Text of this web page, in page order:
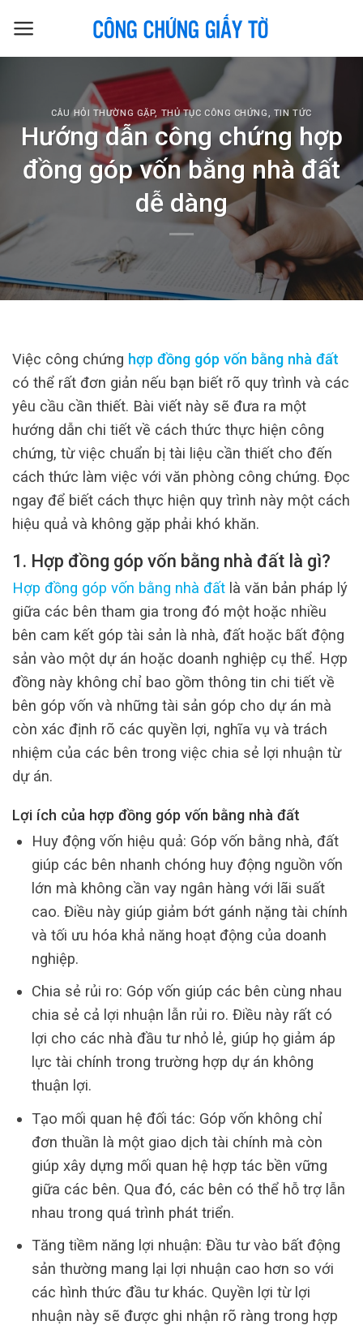
CÂU HỎI THƯỜNG GẶP, THỦ TỤC CÔNG CHỨNG, TIN TỨC
Hướng dẫn công chứng hợp
đồng góp vốn bằng nhà đất
dễ dàng
Việc công chứng hợp đồng góp vốn bằng nhà đất
có thể rất đơn giản nếu bạn biết rõ quy trình và các
yêu cầu cần thiết. Bài viết này sẽ đưa ra một
hướng dẫn chi tiết về cách thức thực hiện công
chứng, từ việc chuẩn bị tài liệu cần thiết cho đến
cách thức làm việc với văn phòng công chứng. Đọc
ngay để biết cách thực hiện quy trình này một cách
hiệu quả và không gặp phải khó khăn.
1. Hợp đồng góp vốn bằng nhà đất là gì?
Hợp đồng góp vốn bằng nhà đất là văn bản pháp lý
giữa các bên tham gia trong đó một hoặc nhiều
bên cam kết góp tài sản là nhà, đất hoặc bất động
sản vào một dự án hoặc doanh nghiệp cụ thể. Hợp
đồng này không chỉ bao gồm thông tin chi tiết về
bên góp vốn và những tài sản góp cho dự án mà
còn xác định rõ các quyền lợi, nghĩa vụ và trách
nhiệm của các bên trong việc chia sẻ lợi nhuận từ
dự án.
Lợi ích của hợp đồng góp vốn bằng nhà đất
Huy động vốn hiệu quả: Góp vốn bằng nhà, đất
giúp các bên nhanh chóng huy động nguồn vốn
lớn mà không cần vay ngân hàng với lãi suất
cao. Điều này giúp giảm bớt gánh nặng tài chính
và tối ưu hóa khả năng hoạt động của doanh
nghiệp.
Chia sẻ rủi ro: Góp vốn giúp các bên cùng nhau
chia sẻ cả lợi nhuận lẫn rủi ro. Điều này rất có
lợi cho các nhà đầu tư nhỏ lẻ, giúp họ giảm áp
lực tài chính trong trường hợp dự án không
thuận lợi.
Tạo mối quan hệ đối tác: Góp vốn không chỉ
đơn thuần là một giao dịch tài chính mà còn
giúp xây dựng mối quan hệ hợp tác bền vững
giữa các bên. Qua đó, các bên có thể hỗ trợ lẫn
nhau trong quá trình phát triển.
Tăng tiềm năng lợi nhuận: Đầu tư vào bất động
sản thường mang lại lợi nhuận cao hơn so với
các hình thức đầu tư khác. Quyền lợi từ lợi
nhuận này sẽ được ghi nhận rõ ràng trong hợp